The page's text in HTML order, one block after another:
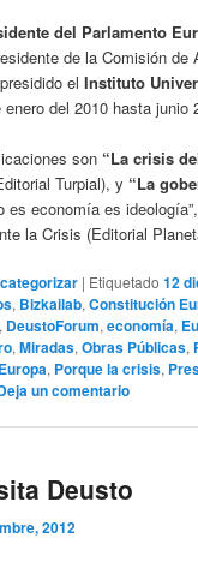
del Parlamento
de la Comisión de
elInstituto
enero del 2010 hasta junio
son “La crisis
Turpial), y “La
es economía es
la Crisis (Editorial
| Etiquetado 12
, Bizkailab,Constitución
, DeustoForum,economía,
,Miradas,Obras Públicas,
, Porque la crisis,
un comentario
Deusto
2012